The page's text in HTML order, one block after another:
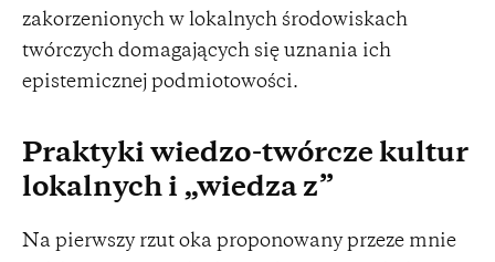
zakorzenionych w lokalnych środowiskach
twórczych domagających się uznania ich
epistemicznej podmiotowości.
Praktyki wiedzo-twórcze kultur
lokalnych i „wiedza z”
Na pierwszy rzut oka proponowany przeze mnie